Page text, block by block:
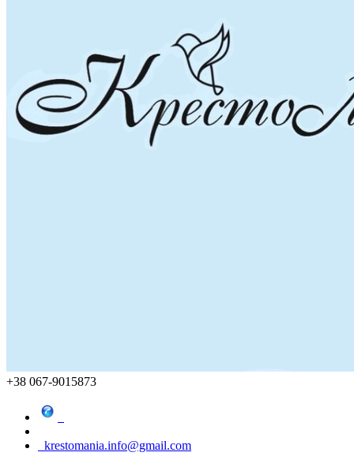
+38 067-9015873
krestomania.info@gmail.com